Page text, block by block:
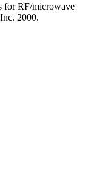
for RF/microwave
2000.